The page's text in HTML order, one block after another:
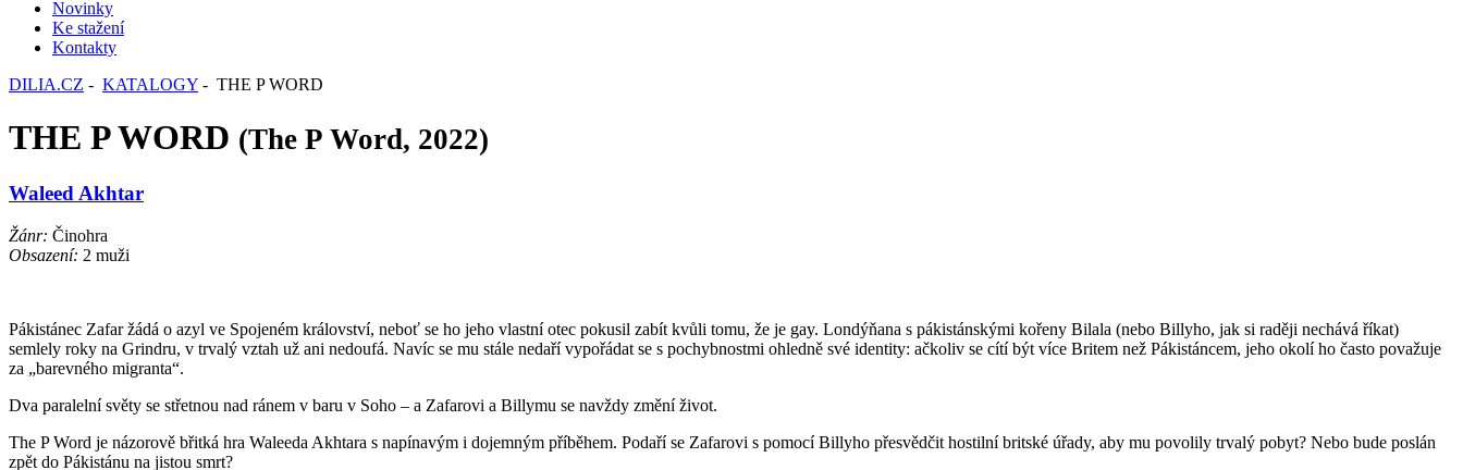
Novinky
Ke stažení
Kontakty
DILIA.CZ - KATALOGY - THE P WORD
THE P WORD (The P Word, 2022)
Waleed Akhtar
Žánr: Činohra
Obsazení: 2 muži
Pákistánec Zafar žádá o azyl ve Spojeném království, neboť se ho jeho vlastní otec pokusil zabít kvůli tomu, že je gay. Londýňana s pákistánskými kořeny Bilala (nebo Billyho, jak si raději nechává říkat)
semlely roky na Grindru, v trvalý vztah už ani nedoufá. Navíc se mu stále nedaří vypořádat se s pochybnostmi ohledně své identity: ačkoliv se cítí být více Britem než Pákistáncem, jeho okolí ho často považuje
za „barevného migranta“.
Dva paralelní světy se střetnou nad ránem v baru v Soho – a Zafarovi a Billymu se navždy změní život.
The P Word je názorově břitká hra Waleeda Akhtara s napínavým i dojemným příběhem. Podaří se Zafarovi s pomocí Billyho přesvědčit hostilní britské úřady, aby mu povolily trvalý pobyt? Nebo bude poslán
zpět do Pákistánu na jistou smrt?